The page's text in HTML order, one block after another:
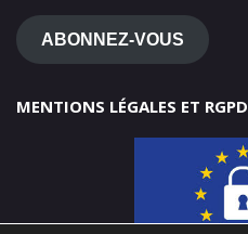
mail
ABONNEZ-VOUS
MENTIONS LÉGALES ET RGPD